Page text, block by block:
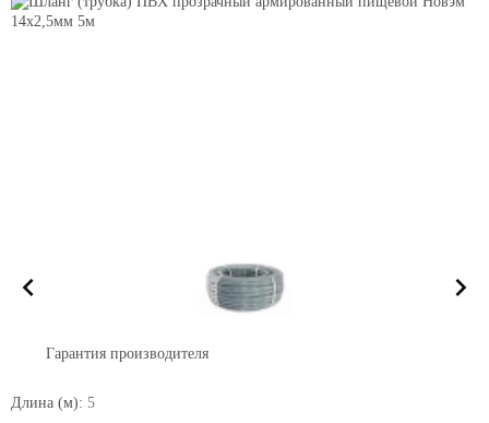
Гарантия производителя
Длина (м): 5